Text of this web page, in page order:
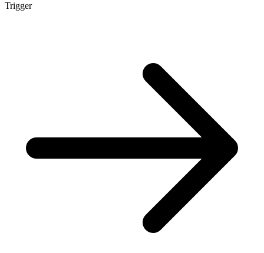
Trigger